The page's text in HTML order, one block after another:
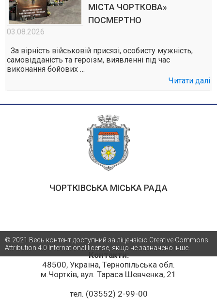
МІСТА ЧОРТКОВА»
ПОСМЕРТНО
03.08.2026
За вірність військовій присязі, особисту мужність,
самовідданість та героїзм, виявленні під час
виконання бойових …
Читати далі
ЧОРТКІВСЬКА МІСЬКА РАДА
Контакти:
48500, Україна, Тернопільська обл.
м.Чортків, вул. Тараса Шевченка, 21
тел. (03552) 2-99-00
© 2021 Весь контент доступний за ліцензією Creative Commons
Attribution 4.0 International license, якщо не зазначено інше.